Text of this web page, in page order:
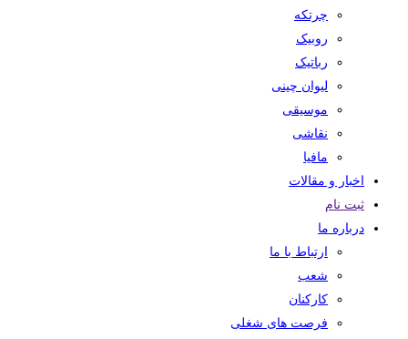
چرتکه
روبیک
رباتیک
لیوان چینی
موسیقی
نقاشی
مافیا
اخبار و مقالات
ثبت نام
درباره ما
ارتباط با ما
شعب
کارکنان
فرصت های شغلی